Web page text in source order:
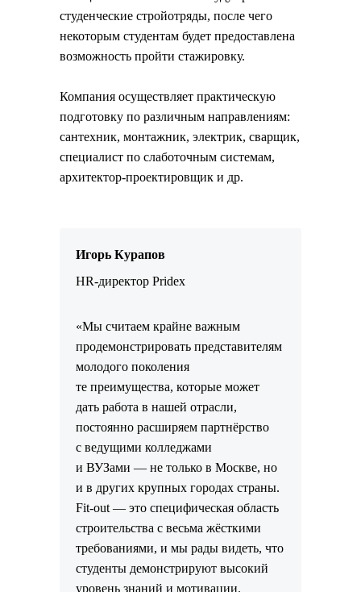
студенческие стройотряды, после чего
некоторым студентам будет предоставлена
возможность пройти стажировку.
Компания осуществляет практическую
подготовку по различным направлениям:
сантехник, монтажник, электрик, сварщик,
специалист по слаботочным системам,
архитектор-проектировщик и др.
Игорь Курапов
HR-директор Pridex
«Мы считаем крайне важным
продемонстрировать представителям
молодого поколения
те преимущества, которые может
дать работа в нашей отрасли,
постоянно расширяем партнёрство
с ведущими колледжами
и ВУЗами — не только в Москве, но
и в других крупных городах страны.
Fit-out — это специфическая область
строительства с весьма жёсткими
требованиями, и мы рады видеть, что
студенты демонстрируют высокий
уровень знаний и мотивации.